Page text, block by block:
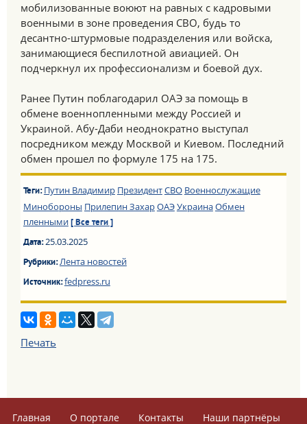
мобилизованные воюют на равных с кадровыми
военными в зоне проведения СВО, будь то
десантно-штурмовые подразделения или войска,
занимающиеся беспилотной авиацией. Он
подчеркнул их профессионализм и боевой дух.
Ранее Путин поблагодарил ОАЭ за помощь в
обмене военнопленными между Россией и
Украиной. Абу-Даби неоднократно выступал
посредником между Москвой и Киевом. Последний
обмен прошел по формуле 175 на 175.
Теги: Путин Владимир ПрезидентСВО Военнослужащие
Минобороны Прилепин ЗахарОАЭУкраинаОбмен
пленными [ Все теги ]
Дата:25.03.2025
Рубрики:Лента новостей
Источник:fedpress.ru
Печать
Главная О портале Контакты Наши партнёры